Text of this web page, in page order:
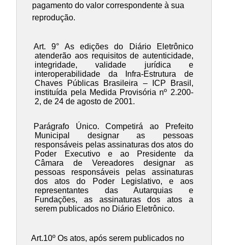
pagamento do valor correspondente à sua
reprodução.
Art. 9° As edições do Diário Eletrônico
atenderão aos requisitos de autenticidade,
integridade, validade jurídica e
interoperabilidade da Infra-Estrutura de
Chaves Públicas Brasileira – ICP Brasil,
instituída pela Medida Provisória nº 2.200-
2, de 24 de agosto de 2001.
Parágrafo Único. Competirá ao Prefeito
Municipal designar as pessoas
responsáveis pelas assinaturas dos atos do
Poder Executivo e ao Presidente da
Câmara de Vereadores designar as
pessoas responsáveis pelas assinaturas
dos atos do Poder Legislativo, e aos
representantes das Autarquias e
Fundações, as assinaturas dos atos a
serem publicados no Diário Eletrônico.
Art.10º Os atos, após serem publicados no